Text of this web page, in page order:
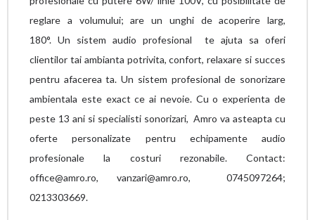
reglare a volumului; are un unghi de acoperire larg,
180°. Un sistem audio profesional te ajuta sa oferi
clientilor tai ambianta potrivita, confort, relaxare si succes
pentru afacerea ta. Un sistem profesional de sonorizare
ambientala este exact ce ai nevoie. Cu o experienta de
peste 13 ani si specialisti sonorizari, Amro va asteapta cu
oferte personalizate pentru echipamente audio
profesionale la costuri rezonabile. Contact:
office@amro.ro, vanzari@amro.ro, 0745097264;
0213303669.